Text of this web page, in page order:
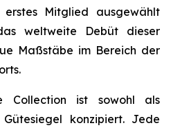
Mitglied ausgewählt
weltweite Debüt dieser
Maßstäbe im Bereich der
Collection ist sowohl als
konzipiert. Jede